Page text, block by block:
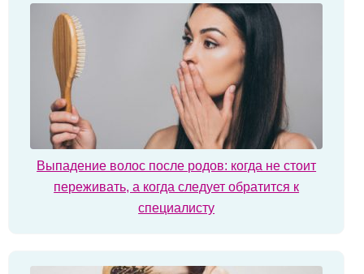
Выпадение волос после родов: когда не стоит
переживать, а когда следует обратится к
специалисту